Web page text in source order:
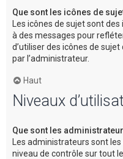
Que sont les icônes de
Les icônes de sujet sont
à des messages pour
d’utiliser des icônes de
par l’administrateur.
Haut
Niveaux
Que sont les
Les administrateurs sont
niveau de contrôle sur tout